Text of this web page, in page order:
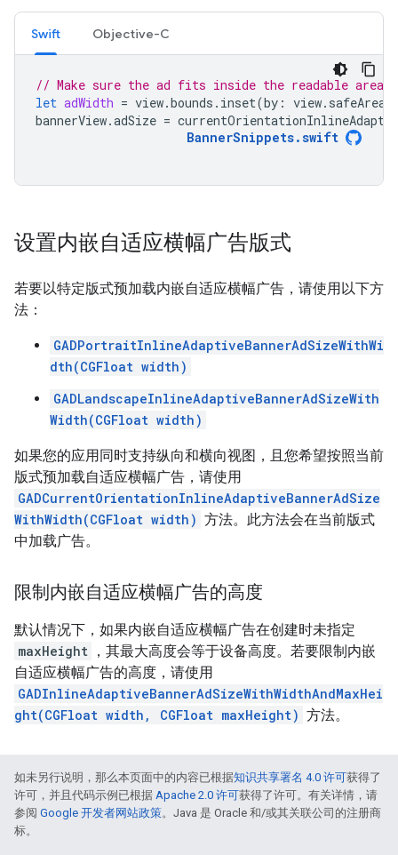
Swift Objective-C
// Make sure the ad fits inside the readable area.
let adWidth = view.bounds . inset(by : view.
bannerView.adSize =
BannerSnippets.swift
设置内嵌自适应横幅广告版式
若要以特定版式预加载内嵌自适应横幅广告，请使用以下方
法：
GADPortraitInlineAdaptiveBannerAdSizeWithWi
dth(CGFloat width)
GADLandscapeInlineAdaptiveBannerAdSizeWith
Width(CGFloat width)
如果您的应用同时支持纵向和横向视图，且您希望按照当前
版式预加载自适应横幅广告，请使用
GADCurrentOrientationInlineAdaptiveBannerAdSize
WithWidth(CGFloat width) 方法。此方法会在当前版式
中加载广告。
限制内嵌自适应横幅广告的高度
默认情况下，如果内嵌自适应横幅广告在创建时未指定
maxHeight ，其最大高度会等于设备高度。若要限制内嵌
自适应横幅广告的高度，请使用
GADInlineAdaptiveBannerAdSizeWithWidthAndMaxHei
ght(CGFloat width, CGFloat maxHeight) 方法。
如未另行说明，那么本页面中的内容已根据知识共享署名 4.0 许可获得了
许可，并且代码示例已根据 Apache 2.0 许可获得了许可。有关详情，请
参阅 Google 开发者网站政策。Java 是 Oracle 和/或其关联公司的注册商
标。